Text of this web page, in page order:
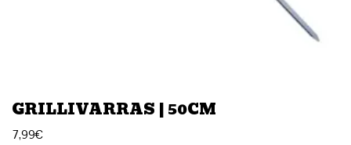
GRILLIVARRAS | 50CM
7,99€